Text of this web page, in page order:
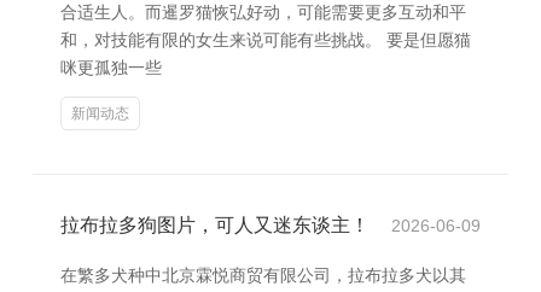
合适生人。而暹罗猫恢弘好动，可能需要更多互动和平
和，对技能有限的女生来说可能有些挑战。 要是但愿猫
咪更孤独一些
新闻动态
拉布拉多狗图片，可人又迷东谈主！ 2026-06-09
在繁多犬种中北京霖悦商贸有限公司，拉布拉多犬以其